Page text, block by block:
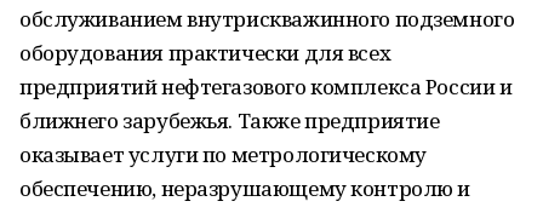
обслуживанием внутрискважинного подземного
оборудования практически для всех
предприятий нефтегазового комплекса России и
ближнего зарубежья. Также предприятие
оказывает услуги по метрологическому
обеспечению, неразрушающему контролю и